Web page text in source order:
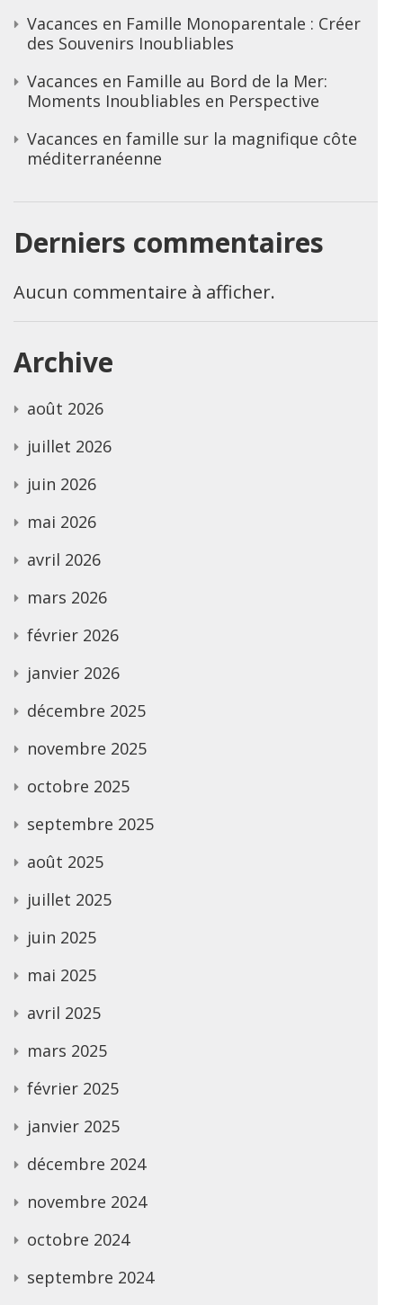
Vacances en Famille Monoparentale : Créer
des Souvenirs Inoubliables
Vacances en Famille au Bord de la Mer:
Moments Inoubliables en Perspective
Vacances en famille sur la magnifique côte
méditerranéenne
Derniers commentaires
Aucun commentaire à afficher.
Archive
août 2026
juillet 2026
juin 2026
mai 2026
avril 2026
mars 2026
février 2026
janvier 2026
décembre 2025
novembre 2025
octobre 2025
septembre 2025
août 2025
juillet 2025
juin 2025
mai 2025
avril 2025
mars 2025
février 2025
janvier 2025
décembre 2024
novembre 2024
octobre 2024
septembre 2024